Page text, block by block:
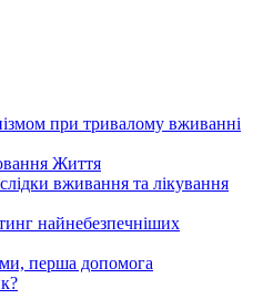
при тривалому вживанні
Життя
вживання та лікування
найнебезпечніших
перша допомога